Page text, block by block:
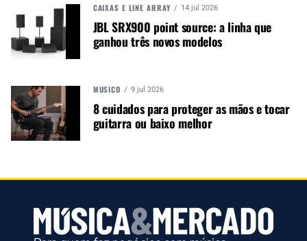
CAIXAS E LINE ARRAY 14 jul 2026
JBL SRX900 point source: a linha que
ganhou três novos modelos
MÚSICO 9 jul 2026
8 cuidados para proteger as mãos e tocar
guitarra ou baixo melhor